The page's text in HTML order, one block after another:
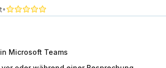
•
Microsoft Teams